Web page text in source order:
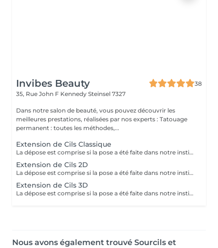
Invibes Beauty
38
35, Rue John F Kennedy Steinsel 7327
Dans notre salon de beauté, vous pouvez découvrir les
meilleures prestations, réalisées par nos experts : Tatouage
permanent : toutes les méthodes,...
Extension de Cils Classique
La dépose est comprise si la pose a été faite dans notre institut. Dans le cas contraire, celle-ci sera facturée 20€.
Extension de Cils 2D
La dépose est comprise si la pose a été faite dans notre institut. Dans le cas contraire, celle-ci sera facturée 20€.
Extension de Cils 3D
La dépose est comprise si la pose a été faite dans notre institut. Dans le cas contraire, celle-ci sera facturée 20€.
Nous avons également trouvé Sourcils et